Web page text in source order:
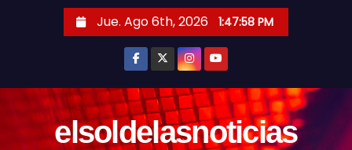
Jue. Ago 6th, 2026 1:48:00 PM
elsoldelasnoticias